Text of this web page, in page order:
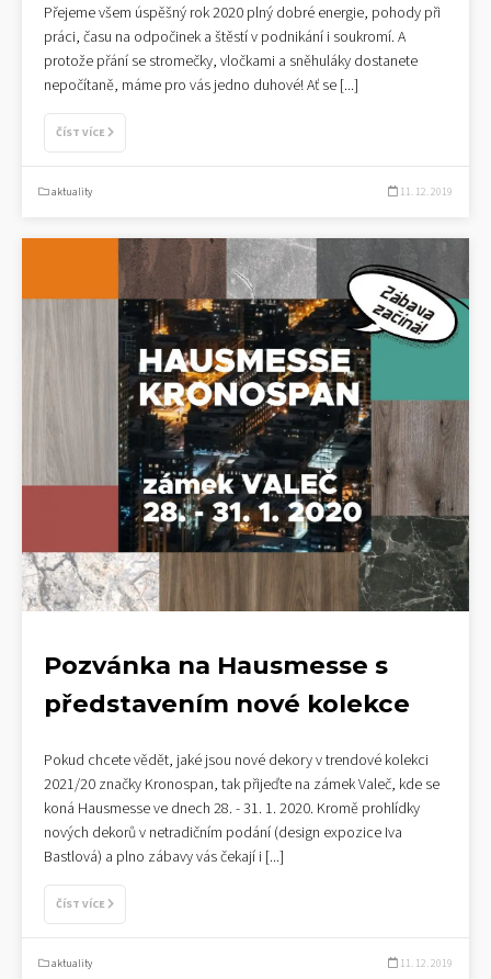
Přejeme všem úspěšný rok 2020 plný dobré energie, pohody při
práci, času na odpočinek a štěstí v podnikání i soukromí. A
protože přání se stromečky, vločkami a sněhuláky dostanete
nepočítaně, máme pro vás jedno duhové! Ať se [...]
ČÍST VÍCE
aktuality 11. 12. 2019
Pozvánka na Hausmesse s
představením nové kolekce
Pokud chcete vědět, jaké jsou nové dekory v trendové kolekci
2021/20 značky Kronospan, tak přijeďte na zámek Valeč, kde se
koná Hausmesse ve dnech 28. - 31. 1. 2020. Kromě prohlídky
nových dekorů v netradičním podání (design expozice Iva
Bastlová) a plno zábavy vás čekají i [...]
ČÍST VÍCE
aktuality 11. 12. 2019